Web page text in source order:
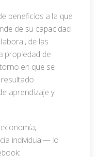
beneficios a la que
de su capacidad
de las
propiedad de
en que se
aprendizaje y
individual— lo